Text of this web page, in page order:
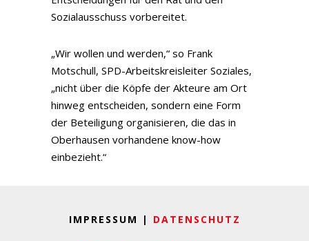
Sozialausschuss vorbereitet.
„Wir wollen und werden,“ so Frank
Motschull, SPD-Arbeitskreisleiter Soziales,
„nicht über die Köpfe der Akteure am Ort
hinweg entscheiden, sondern eine Form
der Beteiligung organisieren, die das in
Oberhausen vorhandene know-how
einbezieht.“
IMPRESSUM | DATENSCHUTZ